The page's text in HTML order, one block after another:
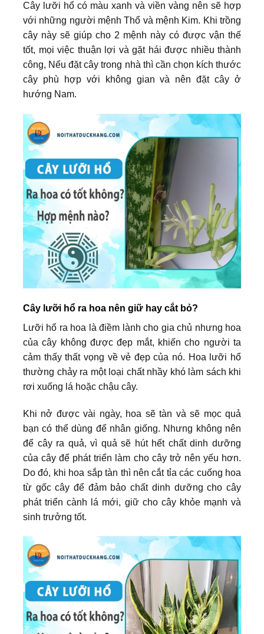
Cây lưỡi hổ có màu xanh và viền vàng nên sẽ hợp
với những người mệnh Thổ và mệnh Kim. Khi trồng
cây này sẽ giúp cho 2 mệnh này có được vận thế
tốt, mọi việc thuận lợi và gặt hái được nhiều thành
công, Nếu đặt cây trong nhà thì cần chọn kích thước
cây phù hợp với không gian và nên đặt cây ở
hướng Nam.
Cây lưỡi hổ ra hoa nên giữ hay cắt bỏ?
Lưỡi hổ ra hoa là điềm lành cho gia chủ nhưng hoa
của cây không được đẹp mắt, khiến cho người ta
cảm thấy thất vọng về vẻ đẹp của nó. Hoa lưỡi hổ
thường chảy ra một loại chất nhầy khó làm sách khi
rơi xuống lá hoặc chậu cây.
Khi nở được vài ngày, hoa sẽ tàn và sẽ mọc quả
bạn có thể dùng để nhân giống. Nhưng không nên
để cây ra quả, vì quả sẽ hút hết chất dinh dưỡng
của cây để phát triển làm cho cây trở nên yếu hơn.
Do đó, khi hoa sắp tàn thì nên cắt tỉa các cuống hoa
từ gốc cây để đảm bảo chất dinh dưỡng cho cây
phát triển cành lá mới, giữ cho cây khỏe mạnh và
sinh trưởng tốt.